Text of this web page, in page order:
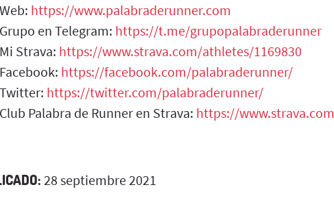
Web: https://www.palabraderunner.com
Grupo en Telegram: https://t.me/grupopalabraderunner
Mi Strava: https://www.strava.com/athletes/1169830
Facebook: https://facebook.com/palabraderunner/
Twitter: https://twitter.com/palabraderunner/
Club Palabra de Runner en Strava: https://
28 septiembre 2021